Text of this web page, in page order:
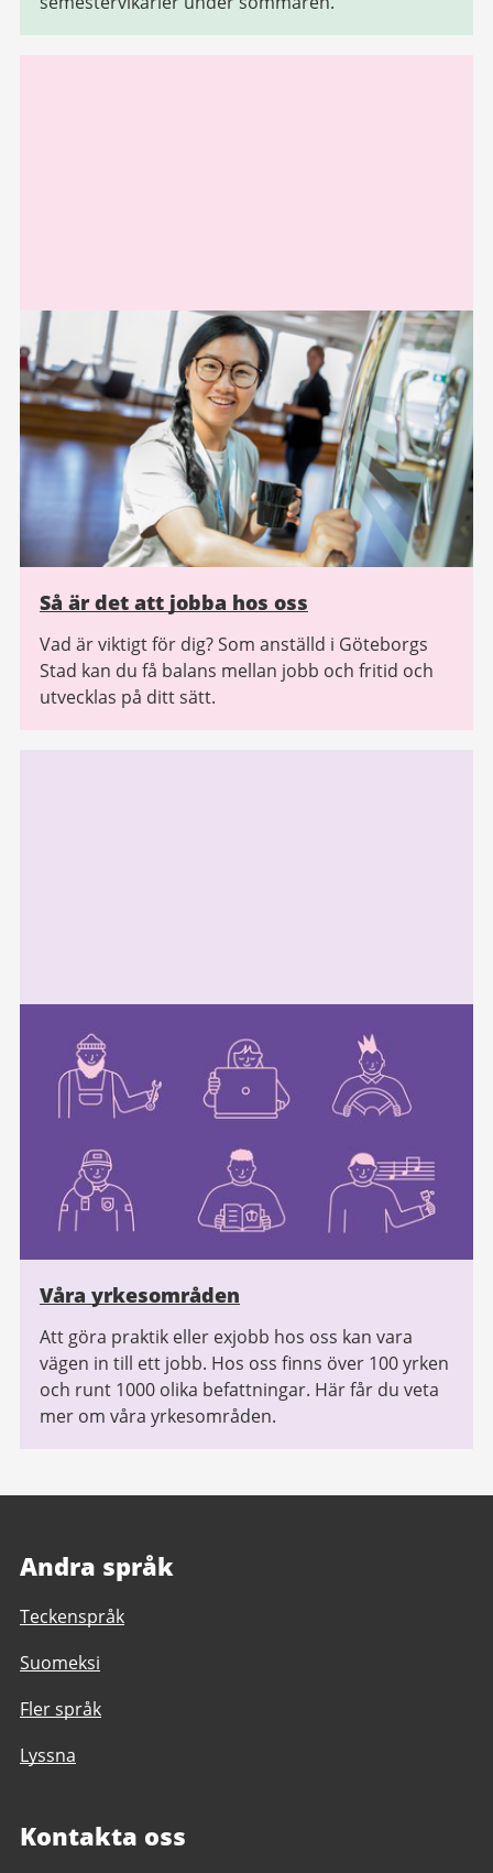
Så är det att jobba hos oss
Vad är viktigt för dig? Som anställd i Göteborgs
Stad kan du få balans mellan jobb och fritid och
utvecklas på ditt sätt.
Våra yrkesområden
Att göra praktik eller exjobb hos oss kan vara
vägen in till ett jobb. Hos oss finns över 100 yrken
och runt 1000 olika befattningar. Här får du veta
mer om våra yrkesområden.
Andra språk
Teckenspråk
Suomeksi
Fler språk
Lyssna
Kontakta oss